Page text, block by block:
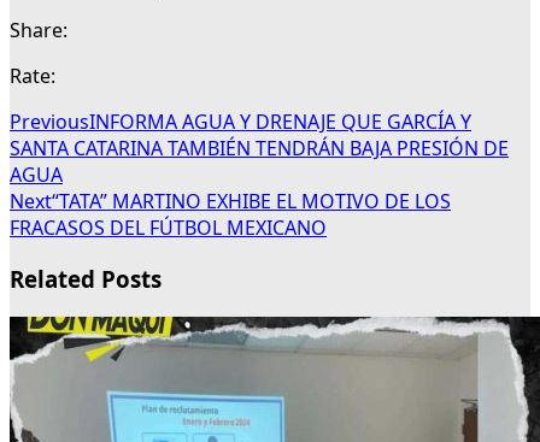
Share:
Rate:
PreviousINFORMA AGUA Y DRENAJE QUE GARCÍA Y
SANTA CATARINA TAMBIÉN TENDRÁN BAJA PRESIÓN DE
AGUA
Next“TATA” MARTINO EXHIBE EL MOTIVO DE LOS
FRACASOS DEL FÚTBOL MEXICANO
Related Posts